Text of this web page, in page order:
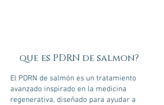
que es PDRN de salmon?
El PDRN de salmón es un tratamiento
avanzado inspirado en la medicina
regenerativa, diseñado para ayudar a